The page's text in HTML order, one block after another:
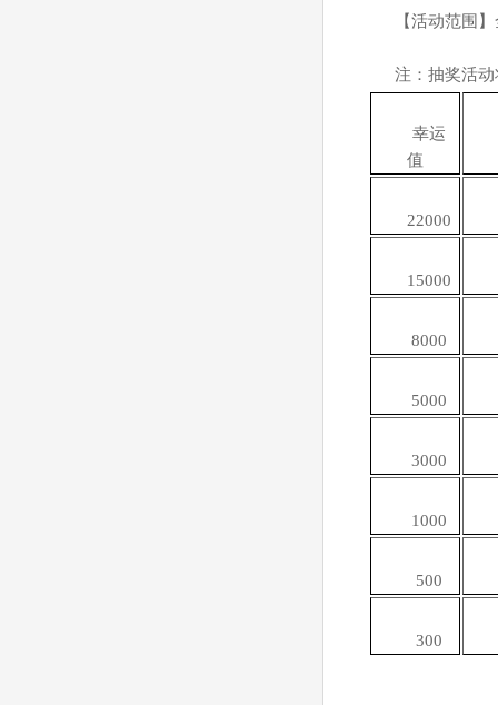
【活动范围
注：抽奖活动
幸运
值
22000
15000
8000
5000
3000
1000
500
300